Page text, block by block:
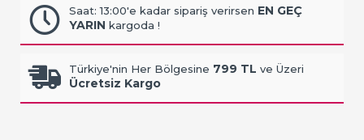
Saat: 13:00'e kadar sipariş verirsen EN GEÇ
YARIN kargoda !
Türkiye'nin Her Bölgesine 799 TL ve Üzeri
Ücretsiz Kargo